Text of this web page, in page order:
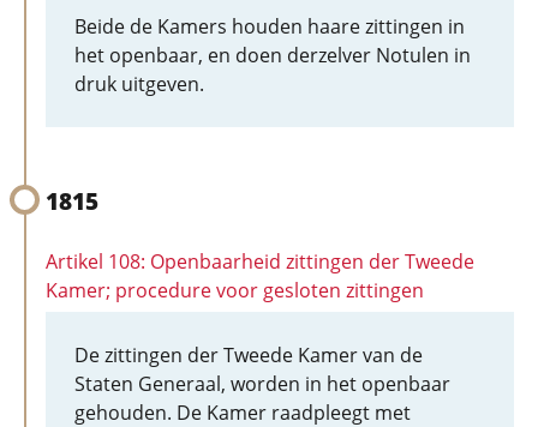
Beide de Kamers houden haare zittingen in
het openbaar, en doen derzelver Notulen in
druk uitgeven.
1815
Artikel 108: Openbaarheid zittingen der Tweede
Kamer; procedure voor gesloten zittingen
De zittingen der Tweede Kamer van de
Staten Generaal, worden in het openbaar
gehouden. De Kamer raadpleegt met